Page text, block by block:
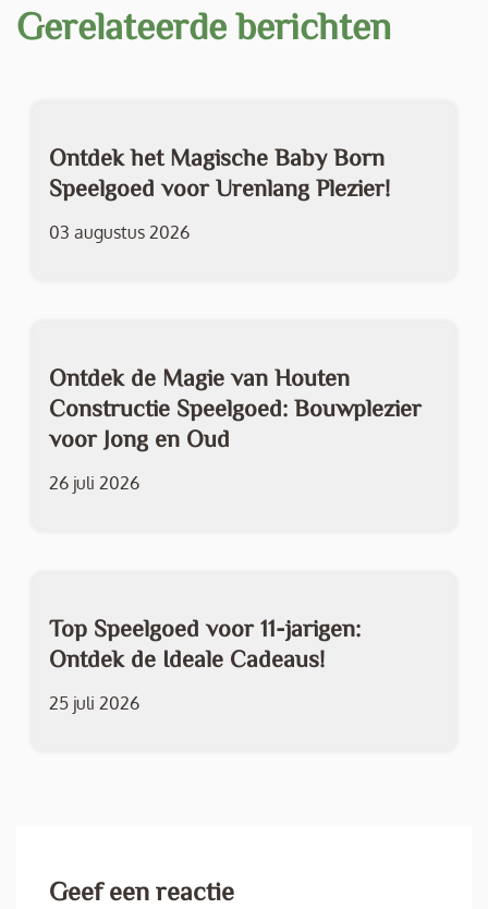
Gerelateerde berichten
Ontdek het Magische Baby Born
Speelgoed voor Urenlang Plezier!
03 augustus 2026
Ontdek de Magie van Houten
Constructie Speelgoed: Bouwplezier
voor Jong en Oud
26 juli 2026
Top Speelgoed voor 11-jarigen:
Ontdek de Ideale Cadeaus!
25 juli 2026
Geef een reactie